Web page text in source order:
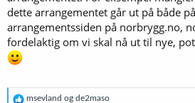
dette arrangementet går ut på både
arrangementssiden på norbrygg.no,
fordelaktig om vi skal nå ut til nye,
R
msevland og de2maso